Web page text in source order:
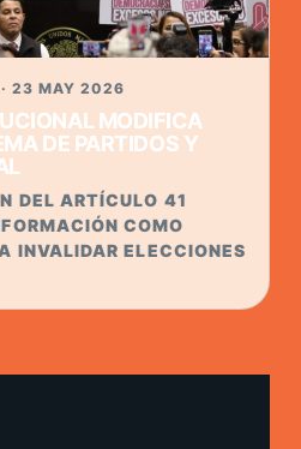
· 23 MAY 2026
MODIFICA
DE PARTIDOS Y
DEL ARTÍCULO 41
COMO
INVALIDAR ELECCIONES